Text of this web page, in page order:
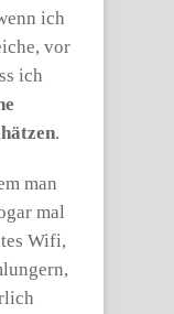
ich
vor
ich
.
man
mal
Wifi,